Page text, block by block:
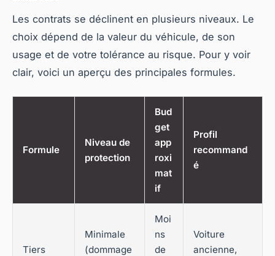
Les contrats se déclinent en plusieurs niveaux. Le
choix dépend de la valeur du véhicule, de son
usage et de votre tolérance au risque. Pour y voir
clair, voici un aperçu des principales formules.
Formule
Niveau de
protection
Bud
get
app
roxi
mat
if
Profil
recommand
é
Tiers
Minimale
(dommage
Moi
ns
de
Voiture
ancienne,